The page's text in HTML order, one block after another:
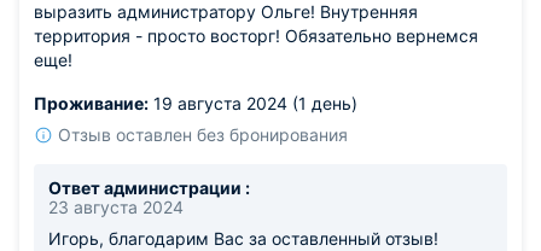
выразить администратору Ольге! Внутренняя
территория - просто восторг! Обязательно вернемся
еще!
Проживание: 19 августа 2024 (1 день)
Отзыв оставлен без бронирования
Ответ администрации :
23 августа 2024
Игорь, благодарим Вас за оставленный отзыв!